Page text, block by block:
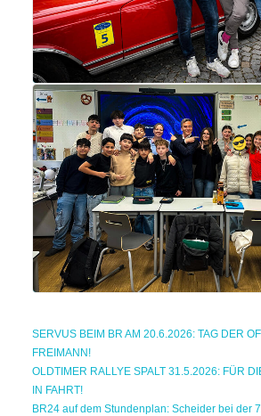
SERVUS BEIM BR AM 20.6.2026: TAG DER
FREIMANN!
OLDTIMER RALLYE SPALT 31.5.2026: FÜR
IN FAHRT!
BR24 auf dem Stundenplan: Scheider bei der